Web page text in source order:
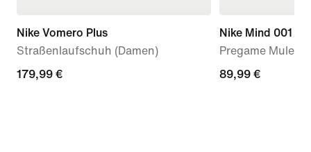
Nike Vomero Plus
Straßenlaufschuh (Damen)
179,99 €
179,99 €
Nike Mind 001
Pregame Mule
89,99 €
89,99 €